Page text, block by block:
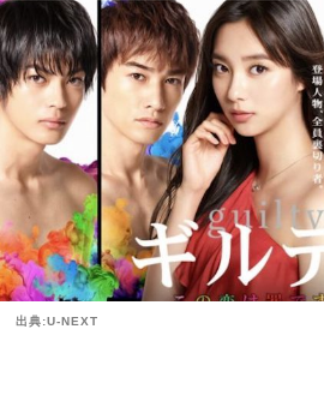
出典:U-NEXT